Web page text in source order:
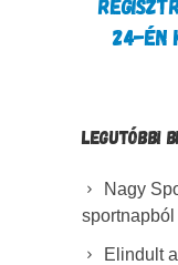
24-ÉN
LEGUTÓBBI
Nagy
Elindult